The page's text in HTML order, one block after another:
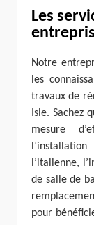
Les
Notre
les
travaux de
Isle. Sachez
mesure
l’italienne,
de salle de
pour